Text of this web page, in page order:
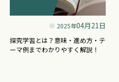
2025年04月21日
探究学習とは？意味・進め方・テ
ーマ例までわかりやすく解説！